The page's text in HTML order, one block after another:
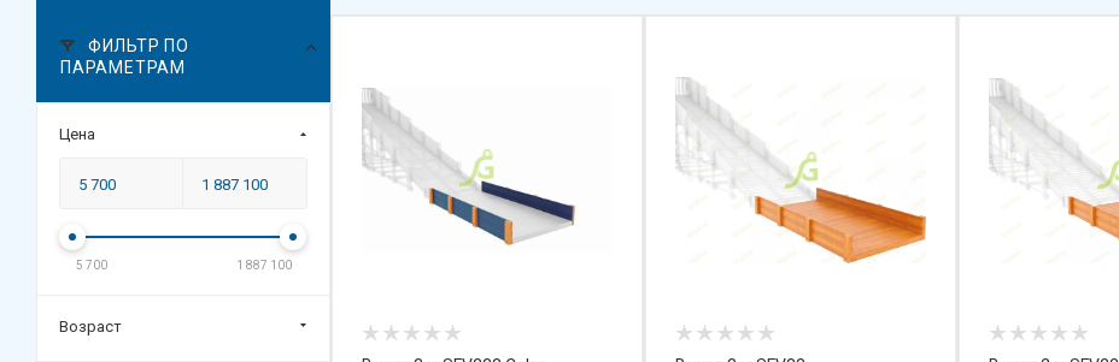
ФИЛЬТР ПО
ПАРАМЕТРАМ
Цена
5 700 1 887 100
Возраст